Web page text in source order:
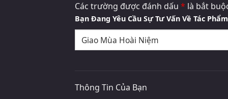
Các trường được đánh dấu * là bắt
Bạn Đang Yêu Cầu Sự Tư Vấn Về Tác Phẩm
Thông Tin Của Bạn